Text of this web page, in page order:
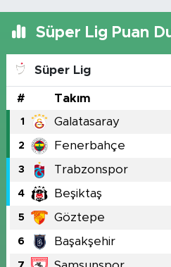
Süper Lig Puan
Süper Lig
# Takım
1 Galatasaray
2 Fenerbahçe
3 Trabzonspor
4 Beşiktaş
5 Göztepe
6 Başakşehir